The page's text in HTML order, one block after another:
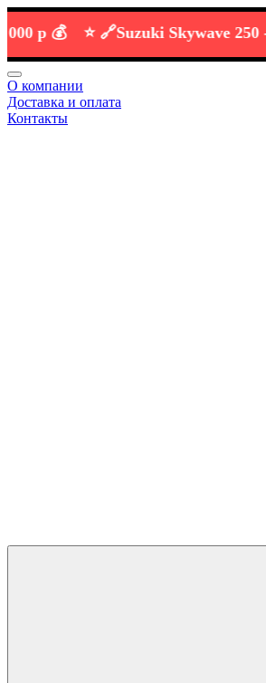
💰 ⭐️ 🔗 Suzuki Skywave 250 -219
О компании
Доставка и оплата
Контакты